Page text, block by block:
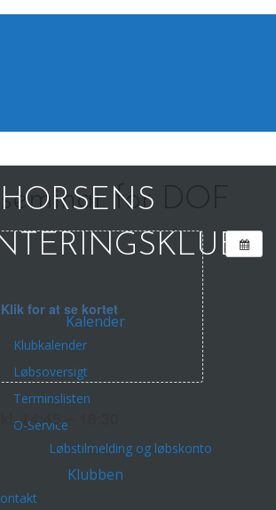
HORSENS
Kalender
Klubkalender
Løbsoversigt
Terminslisten
O-Service
Løbstilmelding og løbskonto
Klubben
for DOF
Klik for at se kortet
14:45 – 18:30